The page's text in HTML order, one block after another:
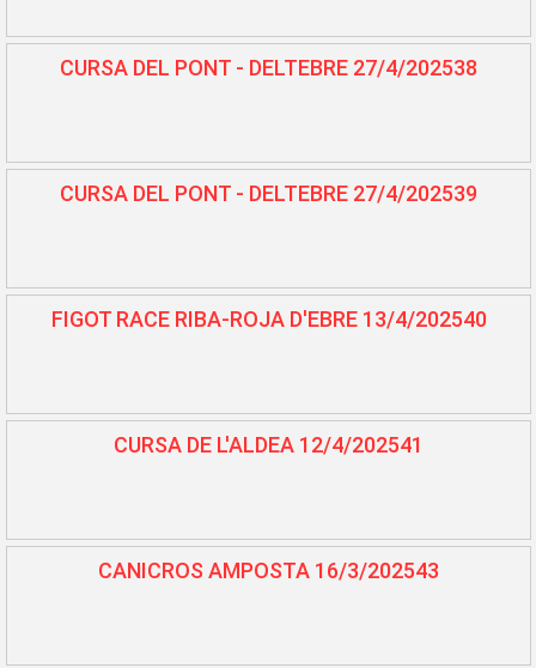
CURSA DEL PONT - DELTEBRE 27/4/202538
CURSA DEL PONT - DELTEBRE 27/4/202539
FIGOT RACE RIBA-ROJA D'EBRE 13/4/202540
CURSA DE L'ALDEA 12/4/202541
CANICROS AMPOSTA 16/3/202543